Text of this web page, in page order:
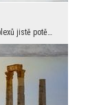
Fanoušky zámeckých a palácových komplexů jistě potěší, když uvidí tento jedinečný obraz. Využili ...